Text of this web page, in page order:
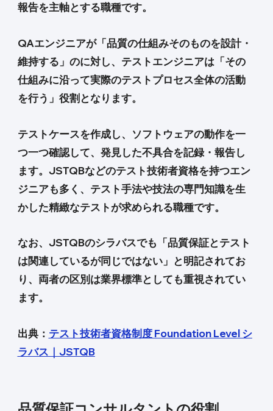
報告を主軸とする職種です。
QAエンジニアが「品質の仕組みそのものを設計・
維持する」のに対し、テストエンジニアは「その
仕組みに沿って実際のテストプロセス全体の活動
を行う」役割となります。
テストケースを作成し、ソフトウェアの動作を一
つ一つ確認して、発見した不具合を記録・報告し
ます。JSTQBなどのテスト技術者資格を持つエン
ジニアも多く、テスト手法や技法の専門知識を生
かした精緻なテストが求められる職種です。
なお、JSTQBのシラバスでも「品質保証とテスト
は関連しているが同じではない」と明記されてお
り、両者の区別は業界標準としても重視されてい
ます。
出典： テスト技術者資格制度 Foundation Level シ
ラバス｜JSTQB